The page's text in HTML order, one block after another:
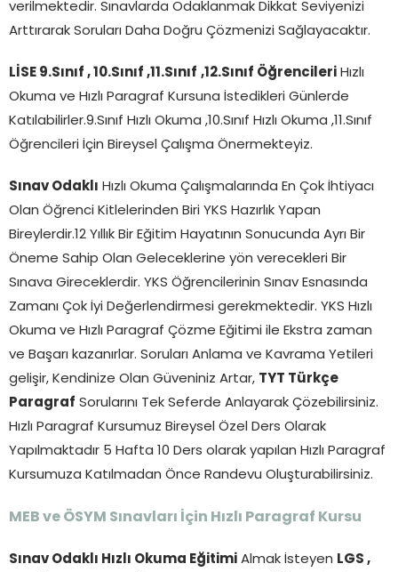
verilmektedir. Sınavlarda Odaklanmak Dikkat Seviyenizi
Arttırarak Soruları Daha Doğru Çözmenizi Sağlayacaktır.
LİSE 9.Sınıf , 10.Sınıf ,11.Sınıf ,12.Sınıf Öğrencileri
Hızlı
Okuma ve Hızlı Paragraf Kursuna İstedikleri Günlerde
Katılabilirler.9.Sınıf Hızlı Okuma ,10.Sınıf Hızlı Okuma ,11.Sınıf
Öğrencileri İçin Bireysel Çalışma Önermekteyiz.
Sınav Odaklı
Hızlı Okuma Çalışmalarında En Çok İhtiyacı
Olan Öğrenci Kitlelerinden Biri YKS Hazırlık Yapan
Bireylerdir.12 Yıllık Bir Eğitim Hayatının Sonucunda Ayrı Bir
Öneme Sahip Olan Geleceklerine yön verecekleri Bir
Sınava Gireceklerdir. YKS Öğrencilerinin Sınav Esnasında
Zamanı Çok İyi Değerlendirmesi gerekmektedir. YKS Hızlı
Okuma ve Hızlı Paragraf Çözme Eğitimi ile Ekstra zaman
ve Başarı kazanırlar. Soruları Anlama ve Kavrama Yetileri
gelişir, Kendinize Olan Güveniniz Artar, TYT Türkçe
Paragraf Sorularını Tek Seferde Anlayarak Çözebilirsiniz.
Hızlı Paragraf Kursumuz Bireysel Özel Ders Olarak
Yapılmaktadır 5 Hafta 10 Ders olarak yapılan Hızlı Paragraf
Kursumuza Katılmadan Önce Randevu Oluşturabilirsiniz.
MEB ve ÖSYM Sınavları İçin Hızlı Paragraf Kursu
Sınav Odaklı Hızlı Okuma Eğitimi Almak İsteyen LGS ,